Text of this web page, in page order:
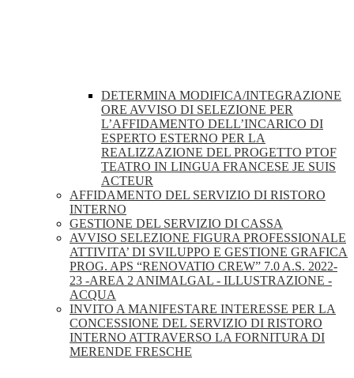
DETERMINA MODIFICA/INTEGRAZIONE
ORE AVVISO DI SELEZIONE PER
L’AFFIDAMENTO DELL’INCARICO DI
ESPERTO ESTERNO PER LA
REALIZZAZIONE DEL PROGETTO PTOF
TEATRO IN LINGUA FRANCESE JE SUIS
ACTEUR
AFFIDAMENTO DEL SERVIZIO DI RISTORO
INTERNO
GESTIONE DEL SERVIZIO DI CASSA
AVVISO SELEZIONE FIGURA PROFESSIONALE
ATTIVITA’ DI SVILUPPO E GESTIONE GRAFICA
PROG. APS “RENOVATIO CREW” 7.0 A.S. 2022-
23 -AREA 2 ANIMALGAL - ILLUSTRAZIONE -
ACQUA
INVITO A MANIFESTARE INTERESSE PER LA
CONCESSIONE DEL SERVIZIO DI RISTORO
INTERNO ATTRAVERSO LA FORNITURA DI
MERENDE FRESCHE